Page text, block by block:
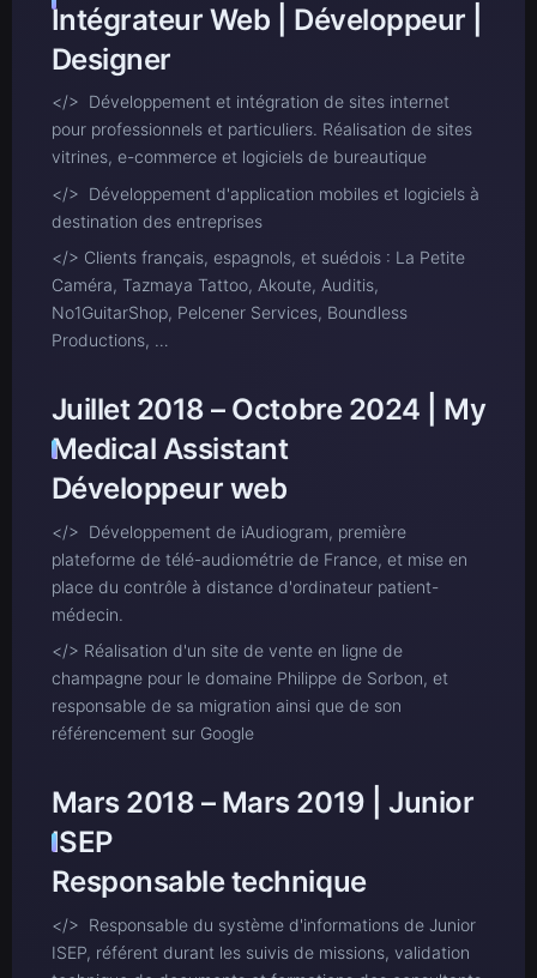
Intégrateur Web | Développeur |
Designer
</> Développement et intégration de sites internet
pour professionnels et particuliers. Réalisation de sites
vitrines, e-commerce et logiciels de bureautique
</> Développement d'application mobiles et logiciels à
destination des entreprises
</> Clients français, espagnols, et suédois : La Petite
Caméra, Tazmaya Tattoo, Akoute, Auditis,
No1GuitarShop, Pelcener Services, Boundless
Productions, …
Juillet 2018 – Octobre 2024 | My
Medical Assistant
Développeur web
</> Développement de iAudiogram, première
plateforme de télé-audiométrie de France, et mise en
place du contrôle à distance d'ordinateur patient-
médecin.
</> Réalisation d'un site de vente en ligne de
champagne pour le domaine Philippe de Sorbon, et
responsable de sa migration ainsi que de son
référencement sur Google
Mars 2018 – Mars 2019 | Junior
ISEP
Responsable technique
</> Responsable du système d'informations de Junior
ISEP, référent durant les suivis de missions, validation